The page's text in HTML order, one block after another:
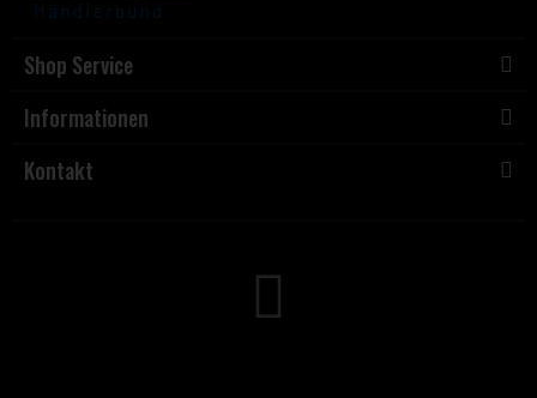
Shop Service
Informationen
Kontakt